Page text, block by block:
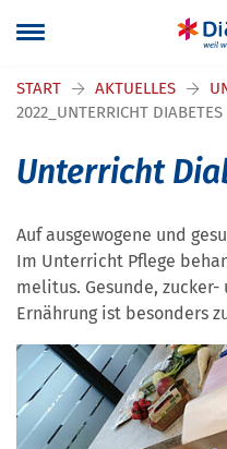
START AKTUELLES
2022_UNTERRICHT
Unterricht
Auf ausgewogene und
Im Unterricht Pflege
melitus. Gesunde,
Ernährung ist besonders